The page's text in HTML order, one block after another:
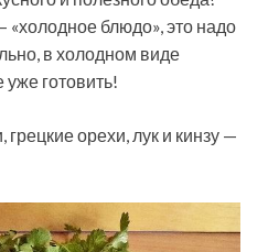
«холодное блюдо», это надо
в холодном виде
готовить!
орехи, лук и кинзу —